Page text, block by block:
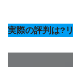
実際の評判は?